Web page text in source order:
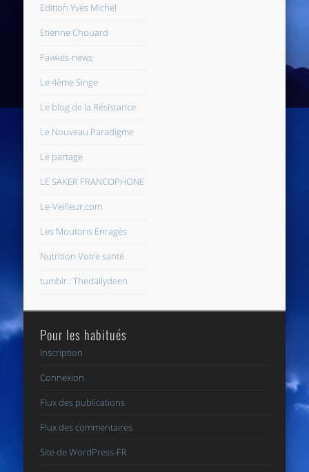
Edition Yves Michel
Etienne Chouard
Fawkes-news
Le 4ème Singe
Le blog de la Résistance
Le Nouveau Paradigme
Le partage
LE SAKER FRANCOPHONE
Le-Veilleur.com
Les Moutons Enragés
Nutrition Votre santé
tumblr : Thedailydeen
Pour les habitués
Inscription
Connexion
Flux des publications
Flux des commentaires
Site de WordPress-FR